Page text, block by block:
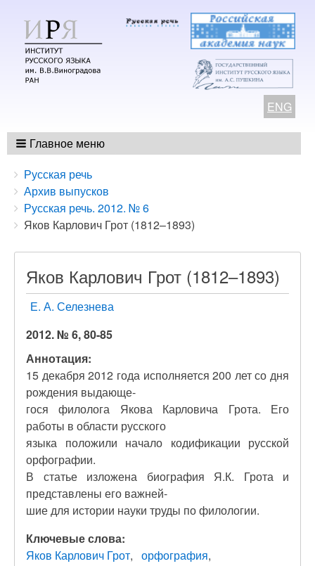
ENG
Главное меню
Breadcrumbs
You
are
here:
Русская речь
Архив выпусков
Русская речь. 2012. № 6
Яков Карлович Грот (1812–1893)
Яков Карлович Грот (1812–1893)
Е. А. Селезнева
2012. № 6, 80-85
Аннотация:
15 декабря 2012 года исполняется 200 лет со дня
рождения выдающе-
гося филолога Якова Карловича Грота. Его
работы в области русского
языка положили начало кодификации русской
орфографии.
В статье изложена биография Я.К. Грота и
представлены его важней-
шие для истории науки труды по филологии.
Ключевые слова:
Яков Карлович Грот
орфография